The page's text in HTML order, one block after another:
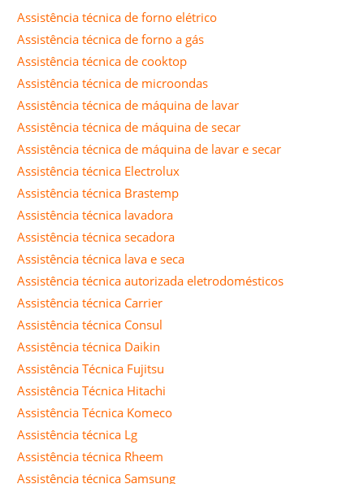
Assistência técnica de forno elétrico
Assistência técnica de forno a gás
Assistência técnica de cooktop
Assistência técnica de microondas
Assistência técnica de máquina de lavar
Assistência técnica de máquina de secar
Assistência técnica de máquina de lavar e secar
Assistência técnica Electrolux
Assistência técnica Brastemp
Assistência técnica lavadora
Assistência técnica secadora
Assistência técnica lava e seca
Assistência técnica autorizada eletrodomésticos
Assistência técnica Carrier
Assistência técnica Consul
Assistência técnica Daikin
Assistência Técnica Fujitsu
Assistência Técnica Hitachi
Assistência Técnica Komeco
Assistência técnica Lg
Assistência técnica Rheem
Assistência técnica Samsung